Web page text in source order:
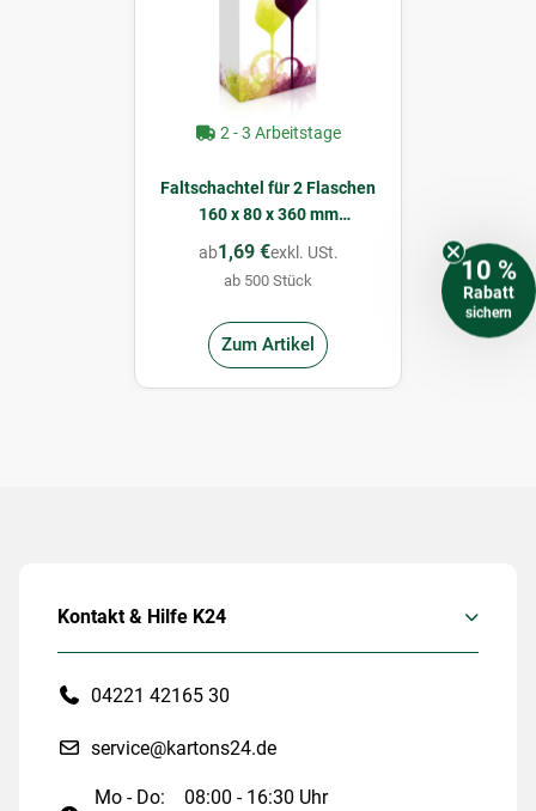
2 - 3 Arbeitstage
Faltschachtel für 2 Flaschen
160 x 80 x 360 mm
(Wineparty)
ab1,69 €exkl. USt.
ab 500 Stück
Zum Artikel
Kontakt & Hilfe K24
04221 42165 30
service@kartons24.de
Mo - Do:
08:00 - 16:30 Uhr
10 %
Rabatt
sichern